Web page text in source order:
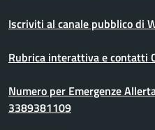
Iscriviti al canale pubblico di
Rubrica interattiva e contatti
Numero per Emergenze
3389381109